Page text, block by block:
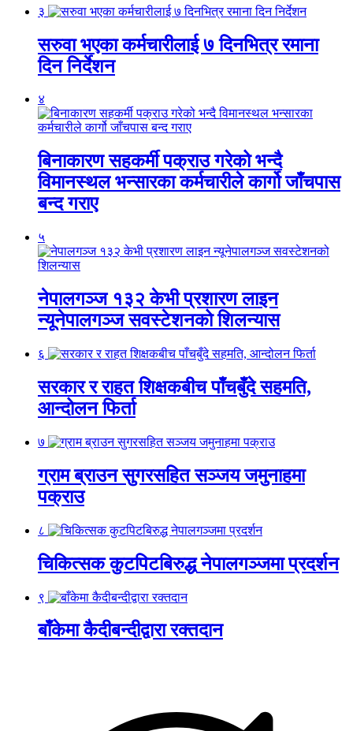
३
सरुवा भएका कर्मचारीलाई ७ दिनभित्र रमाना
दिन निर्देशन
४
बिनाकारण सहकर्मी पक्राउ गरेको भन्दै
विमानस्थल भन्सारका कर्मचारीले कार्गो जाँचपास
बन्द गराए
५
नेपालगञ्ज १३२ केभी प्रशारण लाइन
न्यूनेपालगञ्ज सवस्टेशनको शिलन्यास
६
सरकार र राहत शिक्षकबीच पाँचबुँदे सहमति,
आन्दोलन फिर्ता
७
ग्राम ब्राउन सुगरसहित सञ्जय जमुनाहमा
पक्राउ
८
चिकित्सक कुटपिटबिरुद्ध नेपालगञ्जमा प्रदर्शन
९
बाँकेमा कैदीबन्दीद्वारा रक्तदान